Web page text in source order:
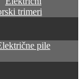
trimeri
pile